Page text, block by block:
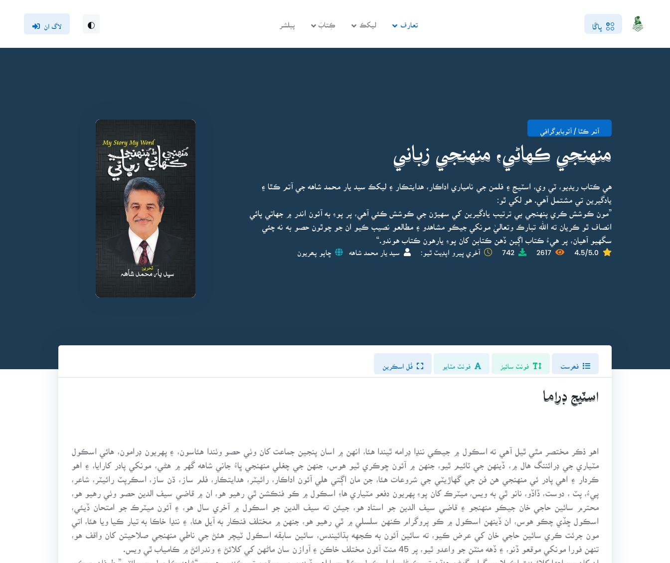
ڀاڱا تعارف ليکڪ ڪِتابَ پبلشر لاگ ان
آتم ڪٿا / آٽوبايوگرافي
منهنجي ڪهاڻي، منهنجي زباني
هي ڪتاب ريڊيو، ٽي وي، اسٽيج ۽ فلمن جي نامياري اداڪار، هدايتڪار ۽ ليکڪ سيد يار محمد شاهه جي آتم ڪٿا ۽
يادگيرين تي مشتمل آهي. هو لکي ٿو:
”مون ڪوشش ڪري پنهنجي بي ترتيب يادگيرين کي سهيڙن جي ڪوشش ڪئي آهي، پر پوءِ به آئون اندر ۾ جهاتي پائي
انصاف ٿو ڪريان ته الله تبارڪ وتعاليٰ مونکي جيڪو مشاهدو ۽ مطالعو نصيب ڪيو ان جو چوٿون حصو به نه چئي
سگهيو آهيان، پر هيءُ ڪتاب اڳين ڏهن ڪتابن کان پوءِ يارهون ڪتاب هوندو.“
4.5/5.0
2617
742 آخري ڀيرو اپڊيٽ ٿيو: سيد يار محمد شاهه ڇاپو پھريون
فُل اسڪرين
اسٽيج ڊراما
اهو ذڪر مختصر مٿي ٿيل آهي ته اسڪول ۾ جيڪي ننڍا ڊرامه ٿيندا هئا، انهن ۾ اسان پنجين جماعت کان وٺي حصو وٺندا هئاسون، ۽ پهريون ڊرامون، هائي اسڪول
مٽياري جي ڊرائننگ هال ۾، ڏينهن جي ٽائيم ٿيو، جنهن ۾ آئون ڇوڪري ٿيو هوس، جنهن جي چغلي منهنجي ڀاءُ جاني شاهه گهر ۾ هڻي، مونکي پادر کارايا، ۽ اهو
ڪردار ۽ اهي پادر ئي منهنجي هن فن جي گهاڙيٽي جي شروعات هئا، جن مان اڳتي هلي آئون اداڪار، رائيٽر، هدايتڪار، فلم ساز، ڌن ساز، اسڪرپٽ رائيٽر، شاعر،
پيءُ، پٽ ، دوست، ڏاڏو، نانو ٿي به ويس، ميٽرڪ کان پوءِ پهريون دفعو مٽياري هاءِ اسڪول ۾ ڪو فنڪشن ٿي رهيو هو، ان ۾ قاضي سيف الدين حصو وٺي رهيو هو،
محترم سائين حاجي خان جيڪو منهنجو ۽ قاضي سيف الدين جو استاد هو، جيئن ته سيف الدين جو اسڪول ۾ آخري سال هو، ۽ آئون ميٽرڪ جو امتحان ڏيئي،
اسڪول ڇڏي چڪو هوس، ان ڏينهن اسڪول ۾ ڪو پروگرام ڪنهن سلسلي ۾ ٿي رهيو هو، جنهن ۾ مختلف فنڪار به آيل هئا، ۽ ننڍا خاڪا به تيار ڪيا ويا هئا، اتي
مون جرئت ڪري سائين حاجي خان کي عرض ڪيو، ته سائين آئون به ڪجهه ٻڌائيندس، سائين سابقه اسڪول ٽيچر هئڻ جي ناطي منهنجي صلاحيتن کان واقف هو،
تنهن فورا مونکي موقعو ڏنو، ۽ ڏهه منٽن جو واعدو ٿيو، پر 45 منٽ آئون مختلف خاڪن ۽ آوازن سان ماڻهن کي کلائڻ ۽ وندرائڻ ۾ ڪامياب ٿي ويس.
ان کان پوءِ اهڙا کلائيندڙ اڪيلا پروگرام گهڻن هنڌن تي ڪرڻا پيا، اسڪول، ڪاليج يا اهم ڏينهن جي موقعن تي ڪندو رهيس، “شاهه ڪلچرل سوسائٽي” طرفان جيڪي